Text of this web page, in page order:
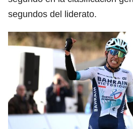
segundos del liderato.